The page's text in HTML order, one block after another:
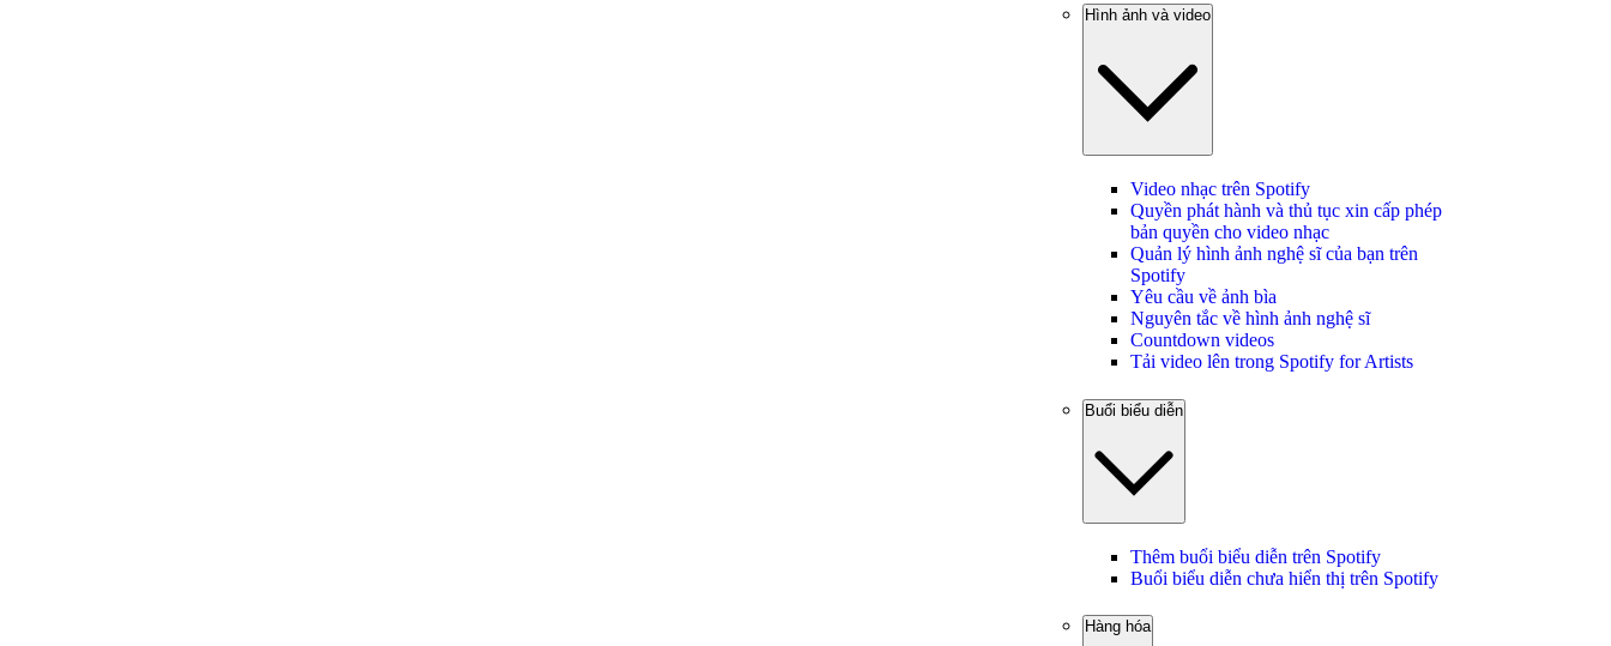
Hình ảnh và video
Video nhạc trên Spotify
Quyền phát hành và thủ tục xin cấp phép
bản quyền cho video nhạc
Quản lý hình ảnh nghệ sĩ của bạn trên
Spotify
Yêu cầu về ảnh bìa
Nguyên tắc về hình ảnh nghệ sĩ
Countdown videos
Tải video lên trong Spotify for Artists
Buổi biểu diễn
Thêm buổi biểu diễn trên Spotify
Buổi biểu diễn chưa hiển thị trên Spotify
Hàng hóa